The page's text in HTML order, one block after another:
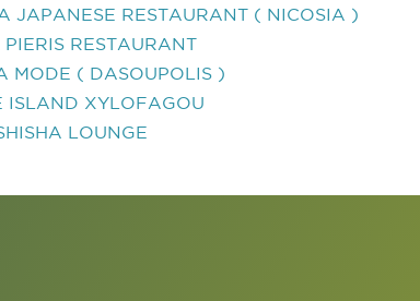
JAPANESE RESTAURANT ( NICOSIA )
PIERIS RESTAURANT
MODE ( DASOUPOLIS )
ISLAND XYLOFAGOU
LOUNGE